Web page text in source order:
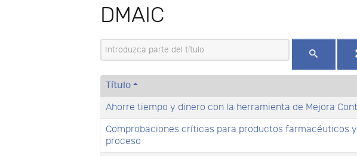
DMAIC
Introduzca parte del título
Título
Ahorre tiempo y dinero con la herramienta de Mejora
Comprobaciones críticas para productos farmacéuticos
proceso